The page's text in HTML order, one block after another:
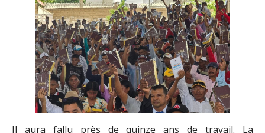
Il aura fallu près de quinze ans de travail. La